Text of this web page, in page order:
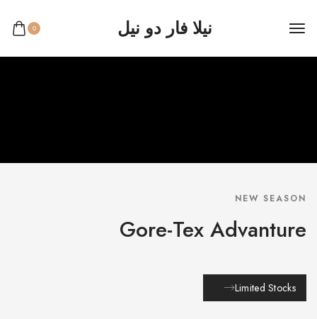
نيلا فار دو نيل 0
NEW SEASON
Gore-Tex Advanture
Limited Stocks